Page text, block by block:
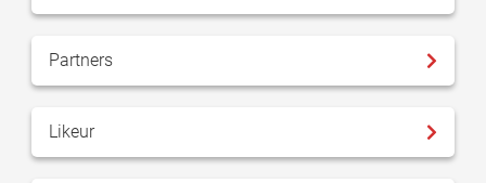
Partners
Likeur